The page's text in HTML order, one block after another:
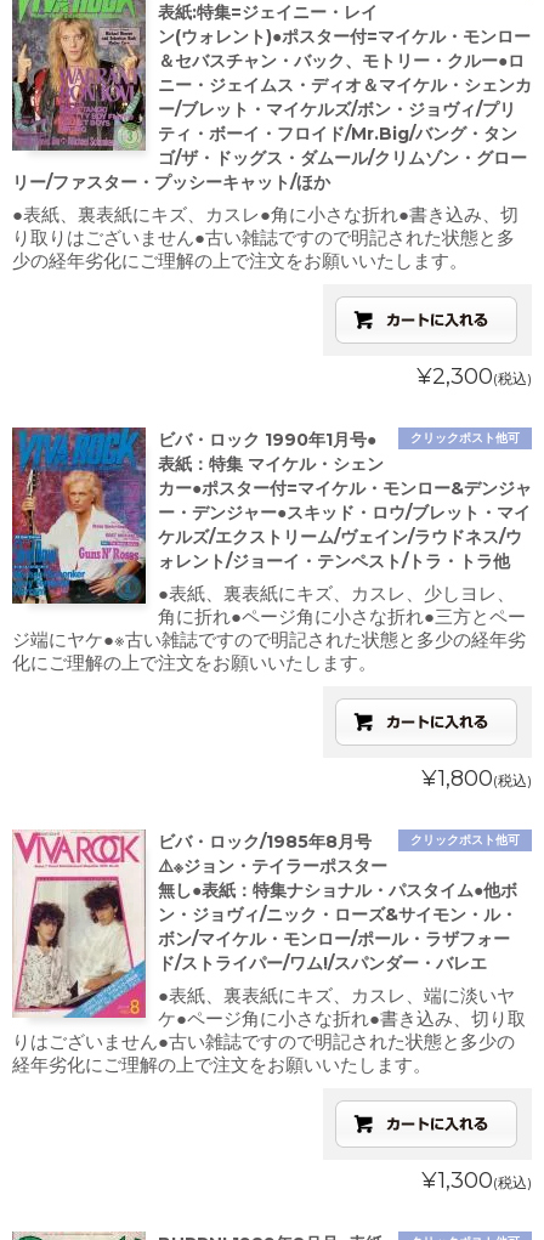
表紙:特集=ジェイニー・レイ
ン(ウォレント)●ポスター付=マイケル・モンロー
＆セバスチャン・バック、モトリー・クルー●ロ
ニー・ジェイムス・ディオ＆マイケル・シェンカ
ー/ブレット・マイケルズ/ボン・ジョヴィ/プリ
ティ・ボーイ・フロイド/Mr.Big/バング・タン
ゴ/ザ・ドッグス・ダムール/クリムゾン・グロー
リー/ファスター・プッシーキャット/ほか
●表紙、裏表紙にキズ、カスレ●角に小さな折れ●書き込み、切
り取りはございません●古い雑誌ですので明記された状態と多
少の経年劣化にご理解の上で注文をお願いいたします。
¥2,300(税込)
クリックポスト他可
ビバ・ロック 1990年1月号●
表紙：特集 マイケル・シェン
カー●ポスター付=マイケル・モンロー&デンジャ
ー・デンジャー●スキッド・ロウ/ブレット・マイ
ケルズ/エクストリーム/ヴェイン/ラウドネス/ウ
ォレント/ジョーイ・テンペスト/トラ・トラ他
●表紙、裏表紙にキズ、カスレ、少しヨレ、
角に折れ●ページ角に小さな折れ●三方とペー
ジ端にヤケ●※古い雑誌ですので明記された状態と多少の経年劣
化にご理解の上で注文をお願いいたします。
¥1,800(税込)
クリックポスト他可
ビバ・ロック/1985年8月号
⚠️※ジョン・テイラーポスター
無し●表紙：特集ナショナル・パスタイム●他ボ
ン・ジョヴィ/ニック・ローズ&サイモン・ル・
ボン/マイケル・モンロー/ポール・ラザフォー
ド/ストライパー/ワム!/スパンダー・バレエ
●表紙、裏表紙にキズ、カスレ、端に淡いヤ
ケ●ページ角に小さな折れ●書き込み、切り取
りはございません●古い雑誌ですので明記された状態と多少の
経年劣化にご理解の上で注文をお願いいたします。
¥1,300(税込)